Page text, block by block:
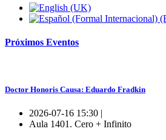
Próximos Eventos
Doctor Honoris Causa: Eduardo Fradkin
2026-07-16 15:30 |
Aula 1401. Cero + Infinito